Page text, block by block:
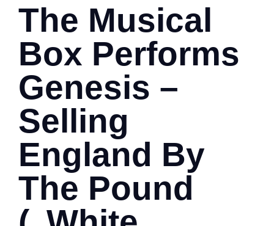
The Musical
Box Performs
Genesis –
Selling
England By
The Pound